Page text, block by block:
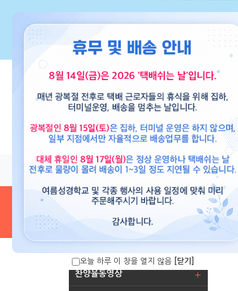
교재 도서
찬양율동영상
오늘 하루 이 창을 열지 않음 [닫기]